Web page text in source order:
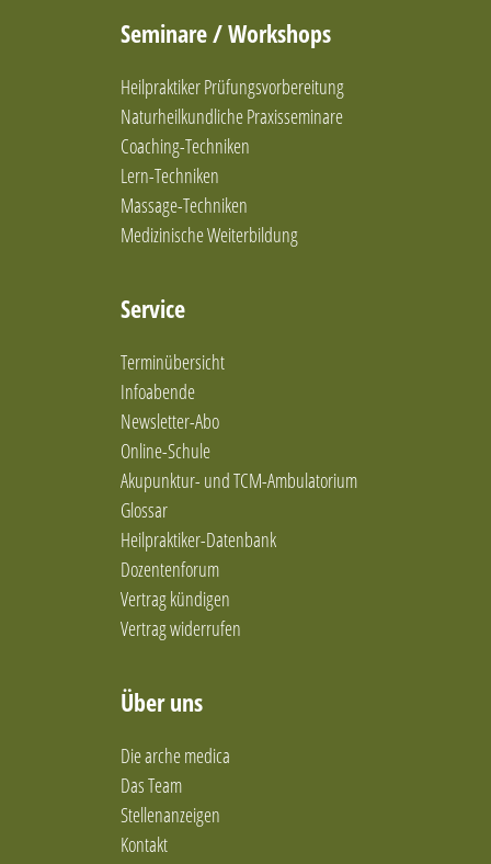
Seminare / Workshops
Heilpraktiker Prüfungsvorbereitung
Naturheilkundliche Praxisseminare
Coaching-Techniken
Lern-Techniken
Massage-Techniken
Medizinische Weiterbildung
Service
Terminübersicht
Infoabende
Newsletter-Abo
Online-Schule
Akupunktur- und TCM-Ambulatorium
Glossar
Heilpraktiker-Datenbank
Dozentenforum
Vertrag kündigen
Vertrag widerrufen
Über uns
Die arche medica
Das Team
Stellenanzeigen
Kontakt